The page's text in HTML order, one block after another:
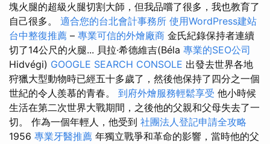
塊火腿的超級火腿切割大師，但我品嚐了很多，我也教育了
自己很多。 適合您的台北會計事務所 使用WordPress建站
台中整復推薦 – 專業可信的外燴廠商 金氏紀錄保持者連續
切了14公尺的火腿... 貝拉·希德維吉(Béla 專業的SEO公司
Hidvégi) GOOGLE SEARCH CONSOLE 出發去世界各地
狩獵大型動物時已經五十多歲了，然後他保持了四分之一個
世紀的令人羨慕的青春。 到府外燴服務輕鬆享受 他小時候
生活在第二次世界大戰期間，之後他的父親和父母失去了一
切。 作為一個年輕人，他受到 社團法人登記申請全攻略
1956 專業牙醫推薦 年獨立戰爭和革命的影響，當時他的父